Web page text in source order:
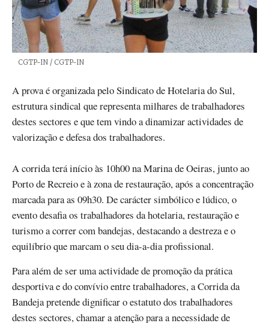
Créditos
CGTP-IN / CGTP-IN
A prova é organizada pelo Sindicato de Hotelaria do Sul,
estrutura sindical que representa milhares de trabalhadores
destes sectores e que tem vindo a dinamizar actividades de
valorização e defesa dos trabalhadores.
A corrida terá início às 10h00 na Marina de Oeiras, junto ao
Porto de Recreio e à zona de restauração, após a concentração
marcada para as 09h30. De carácter simbólico e lúdico, o
evento desafia os trabalhadores da hotelaria, restauração e
turismo a correr com bandejas, destacando a destreza e o
equilíbrio que marcam o seu dia-a-dia profissional.
Para além de ser uma actividade de promoção da prática
desportiva e do convívio entre trabalhadores, a Corrida da
Bandeja pretende dignificar o estatuto dos trabalhadores
destes sectores, chamar a atenção para a necessidade de